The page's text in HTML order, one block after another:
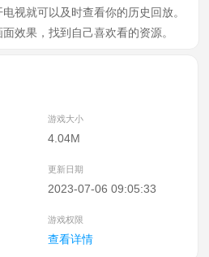
视就可以及时查看你的历史回放。
效果，找到自己喜欢看的资源。
游戏大小
4.04M
更新日期
2023-07-06 09:05:33
游戏权限
查看详情